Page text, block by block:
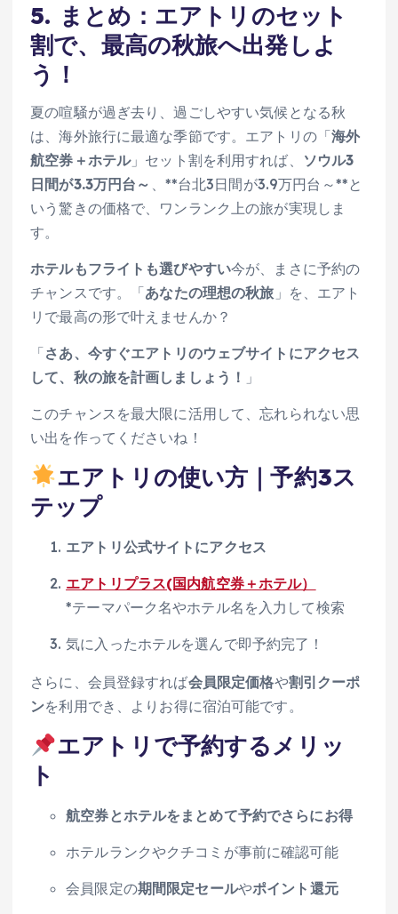
5. まとめ：エアトリのセット
割で、最高の秋旅へ出発しよ
う！
夏の喧騒が過ぎ去り、過ごしやすい気候となる秋
は、海外旅行に最適な季節です。エアトリの「海外
航空券＋ホテル」セット割を利用すれば、
ソウル3
日間が3.3万円台～
、**台北3日間が3.9万円台～**と
いう驚きの価格で、ワンランク上の旅が実現しま
す。
ホテルもフライトも選びやすい今が、まさに予約の
チャンスです。「あなたの理想の秋旅 」を、エアト
リで最高の形で叶えませんか？
「さあ、今すぐエアトリのウェブサイトにアクセス
して、秋の旅を計画しましょう！ 」
このチャンスを最大限に活用して、忘れられない思
い出を作ってくださいね！
エアトリの使い方｜予約3ス
テップ
エアトリ公式サイトにアクセス
エアトリプラス(国内航空券＋ホテル）
*テーマパーク名やホテル名を入力して検索
気に入ったホテルを選んで即予約完了！
さらに、会員登録すれば会員限定価格や割引クーポ
ンを利用でき、よりお得に宿泊可能です。
エアトリで予約するメリッ
ト
航空券とホテルをまとめて予約でさらにお得
ホテルランクやクチコミが事前に確認可能
会員限定の期間限定セールやポイント還元